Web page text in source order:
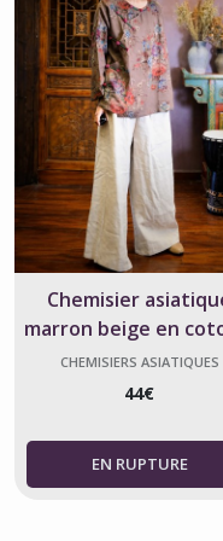
Chemisier
marron beige en
motifs floraux
CHEMISIERS ASIATIQUES
44€